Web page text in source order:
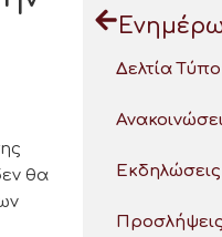
θα
Δελτία
Εκδηλώσεις